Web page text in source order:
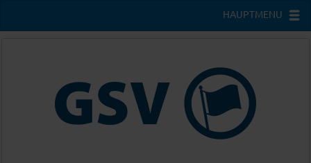
HAUPTMENU